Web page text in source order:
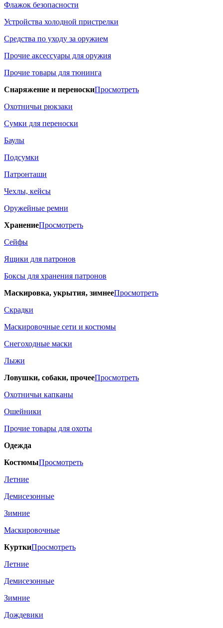
Флажок безопасности
Устройства холодной пристрелки
Средства по уходу за оружием
Прочие аксессуары для оружия
Прочие товары для тюнинга
Снаряжение и переноскиПросмотреть
Охотничьи рюкзаки
Сумки для переноски
Баулы
Подсумки
Патронташи
Чехлы, кейсы
Оружейные ремни
ХранениеПросмотреть
Сейфы
Ящики для патронов
Боксы для хранения патронов
Маскировка, укрытия, зимнееПросмотреть
Скрадки
Маскировочные сети и костюмы
Снегоходные маски
Лыжи
Ловушки, собаки, прочееПросмотреть
Охотничьи капканы
Ошейники
Прочие товары для охоты
Одежда
КостюмыПросмотреть
Летние
Демисезонные
Зимние
Маскировочные
КурткиПросмотреть
Летние
Демисезонные
Зимние
Дождевики